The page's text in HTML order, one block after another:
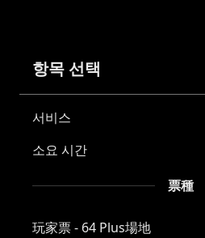
항목 선택
서비스
소요 시간
票種
玩家票 - 64 Plus場地